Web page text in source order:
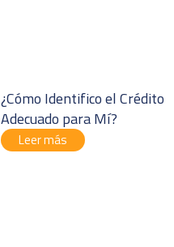
¿Cómo Identifico el Crédito
Adecuado para Mí?
Leer más